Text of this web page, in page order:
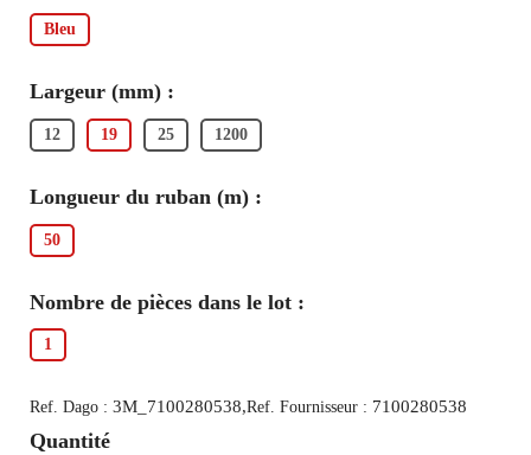
Bleu
Largeur (mm) :
12 19 25 1200
Longueur du ruban (m) :
50
Nombre de pièces dans le lot :
1
Ref. Dago : 3M_7100280538,Ref. Fournisseur : 7100280538
Quantité